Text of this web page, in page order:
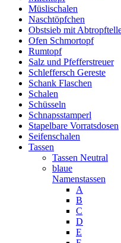
Müslischalen
Naschtöpfchen
Obstsieb mit
Ofen Schmortopf
Rumtopf
Salz und Pfefferstreuer
Schleffersch Gereste
Schank Flaschen
Schalen
Schüsseln
Schnapsstamperl
Stapelbare Vorratsdosen
Seifenschalen
Tassen
Tassen Neutral
blaue
Namenstassen
A
B
C
D
E